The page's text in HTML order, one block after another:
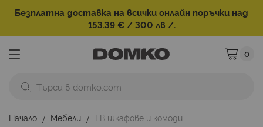
Безплатна доставка на всички онлайн поръчки над
153.39 € / 300 лв /.
Моята
0
Начало Мебели ТВ шкафове и комоди